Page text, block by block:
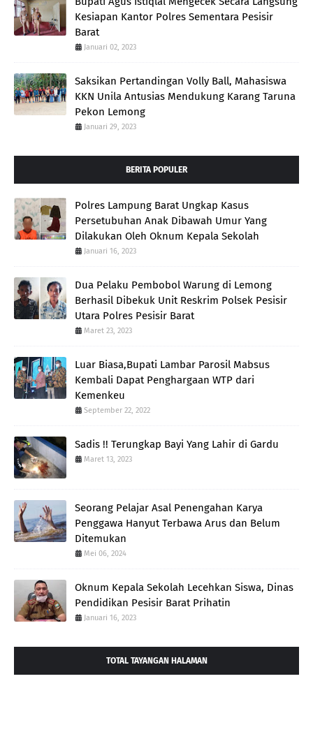
Kesiapan Kantor Polres Sementara Pesisir
Barat
Januari 02, 2023
Saksikan Pertandingan Volly Ball, Mahasiswa
KKN Unila Antusias Mendukung Karang Taruna
Pekon Lemong
Januari 29, 2023
BERITA POPULER
Polres Lampung Barat Ungkap Kasus
Persetubuhan Anak Dibawah Umur Yang
Dilakukan Oleh Oknum Kepala Sekolah
Januari 16, 2023
Dua Pelaku Pembobol Warung di Lemong
Berhasil Dibekuk Unit Reskrim Polsek Pesisir
Utara Polres Pesisir Barat
Maret 23, 2023
Luar Biasa,Bupati Lambar Parosil Mabsus
Kembali Dapat Penghargaan WTP dari
Kemenkeu
September 22, 2022
Sadis !! Terungkap Bayi Yang Lahir di Gardu
Maret 13, 2023
Seorang Pelajar Asal Penengahan Karya
Penggawa Hanyut Terbawa Arus dan Belum
Ditemukan
Mei 06, 2024
Oknum Kepala Sekolah Lecehkan Siswa, Dinas
Pendidikan Pesisir Barat Prihatin
Januari 16, 2023
TOTAL TAYANGAN HALAMAN